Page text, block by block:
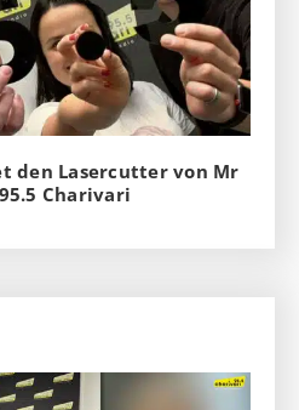
den Lasercutter von Mr
Charivari